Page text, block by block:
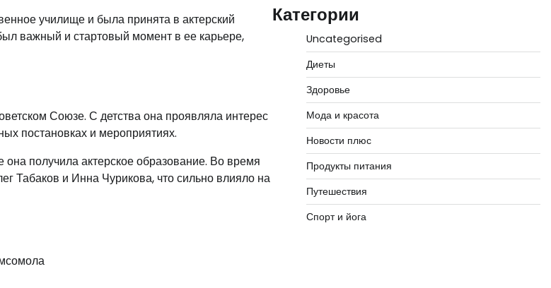
училище и была принята в актерский
важный и стартовый момент в ее карьере,
Союзе. С детства она проявляла интерес
постановках и мероприятиях.
получила актерское образование. Во время
Табаков и Инна Чурикова, что сильно влияло на
Категории
Uncategorised
Диеты
Здоровье
Мода и красота
Новости плюс
Продукты питания
Путешествия
Спорт и йога